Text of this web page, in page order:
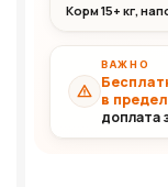
Корм 15+ кг,
ВАЖНО
в
доплата